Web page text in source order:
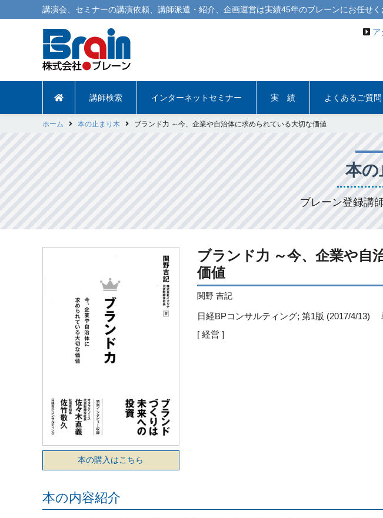
講演会 セミナーの講演依頼 講師派遣 ・紹介、企画運営は実績45年のブレーンにお任せく
ア
講師検索 インターネットセミナー 実 績 よくあるご質問
ホーム 本の止まり木 ブランド力 ～今、企業や自治体に求められている大切な価値
本の
ブレーン登録講
ブランド力 ～今、企業や自
価値
関野 吉記
日経BPコンサルティング; 第1版 (2017/4/13)
[ 経営 ]
本の購入はこちら
本の内容紹介